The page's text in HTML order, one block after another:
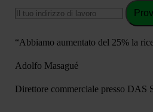
“Abbiamo aumentato del 25% la
Adolfo Masagué
Direttore commerciale presso DAS